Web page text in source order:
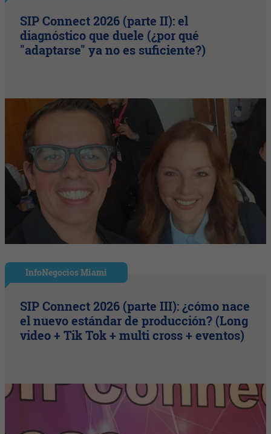
SIP Connect 2026 (parte II): el
diagnóstico que duele (¿por qué
"adaptarse" ya no es suficiente?)
InfoNegocios Miami
SIP Connect 2026 (parte III): ¿cómo nace
el nuevo estándar de producción? (Long
video + Tik Tok + multi cross + eventos)